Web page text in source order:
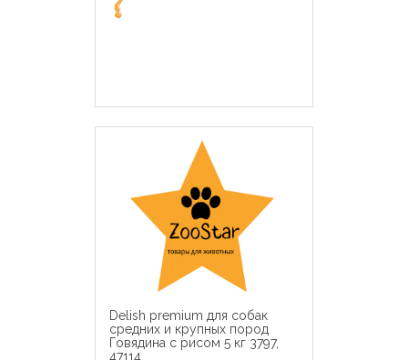
Delish premium для собак
средних и крупных пород
Говядина с рисом 5 кг 3797,
47114